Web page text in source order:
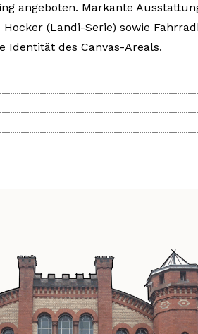
angeboten. Markante
(Landi-Serie) sowie
Identität des Canvas-Areals.